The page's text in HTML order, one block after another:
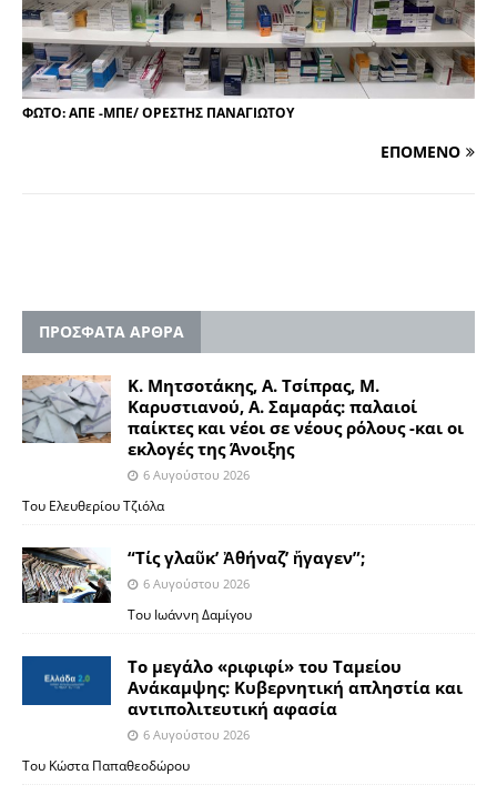
ΦΩΤΟ: ΑΠΕ -ΜΠΕ/ ΟΡΕΣΤΗΣ ΠΑΝΑΓΙΩΤΟΥ
ΕΠΟΜΕΝΟ
ΠΡΟΣΦΑΤΑ ΑΡΘΡΑ
Κ. Μητσοτάκης, Α. Τσίπρας, Μ.
Καρυστιανού, Α. Σαμαράς: παλαιοί
παίκτες και νέοι σε νέους ρόλους -και οι
εκλογές της Άνοιξης
6 Αυγούστου 2026
Του Ελευθερίου Τζιόλα
“Τίς γλαῦκ’ Ἀθήναζ’ ἤγαγεν”;
6 Αυγούστου 2026
Του Ιωάννη Δαμίγου
Το μεγάλο «ριφιφί» του Ταμείου
Ανάκαμψης: Κυβερνητική απληστία και
αντιπολιτευτική αφασία
6 Αυγούστου 2026
Του Κώστα Παπαθεοδώρου